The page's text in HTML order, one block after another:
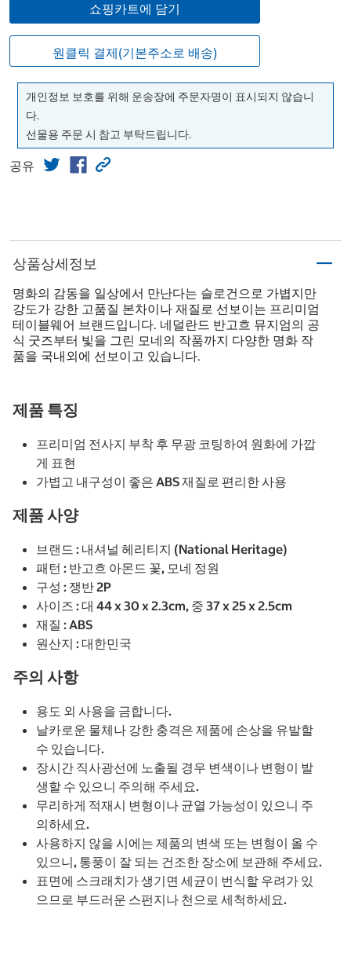
쇼핑카트에 담기
원클릭 결제(기본주소로 배송)
개인정보 보호를 위해 운송장에 주문자명이 표시되지 않습니
다.
선물용 주문 시 참고 부탁드립니다.
공유
상품상세정보
명화의 감동을 일상에서 만난다는 슬로건으로 가볍지만
강도가 강한 고품질 본차이나 재질로 선보이는 프리미엄
테이블웨어 브랜드입니다. 네덜란드 반고흐 뮤지엄의 공
식 굿즈부터 빛을 그린 모네의 작품까지 다양한 명화 작
품을 국내외에 선보이고 있습니다.
제품 특징
프리미엄 전사지 부착 후 무광 코팅하여 원화에 가깝
게 표현
가볍고 내구성이 좋은 ABS 재질로 편리한 사용
제품 사양
브랜드 : 내셔널 헤리티지 (National Heritage)
패턴 : 반고흐 아몬드 꽃, 모네 정원
구성 : 쟁반 2P
사이즈 : 대 44 x 30 x 2.3cm, 중 37 x 25 x 2.5cm
재질 : ABS
원산지 : 대한민국
주의 사항
용도 외 사용을 금합니다.
날카로운 물체나 강한 충격은 제품에 손상을 유발할
수 있습니다.
장시간 직사광선에 노출될 경우 변색이나 변형이 발
생할 수 있으니 주의해 주세요.
무리하게 적재시 변형이나 균열 가능성이 있으니 주
의하세요.
사용하지 않을 시에는 제품의 변색 또는 변형이 올 수
있으니, 통풍이 잘 되는 건조한 장소에 보관해 주세요.
표면에 스크래치가 생기면 세균이 번식할 우려가 있
으므로 부드러운 스펀지나 천으로 세척하세요.